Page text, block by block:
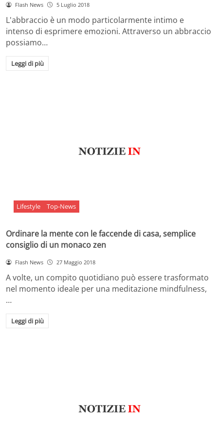
Flash News 5 Luglio 2018
L'abbraccio è un modo particolarmente intimo e
intenso di esprimere emozioni. Attraverso un abbraccio
possiamo…
Leggi di più
Lifestyle Top-News
Ordinare la mente con le faccende di casa, semplice
consiglio di un monaco zen
Flash News 27 Maggio 2018
A volte, un compito quotidiano può essere trasformato
nel momento ideale per una meditazione mindfulness,
…
Leggi di più